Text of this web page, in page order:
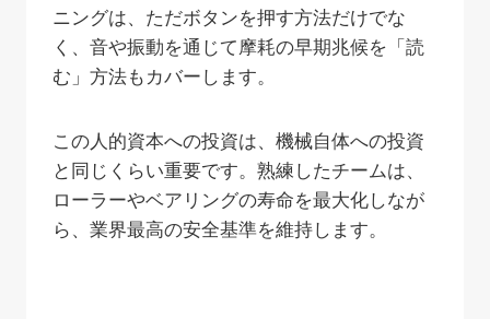
ニングは、ただボタンを押す方法だけでな
く、音や振動を通じて摩耗の早期兆候を「読
む」方法もカバーします。
この人的資本への投資は、機械自体への投資
と同じくらい重要です。熟練したチームは、
ローラーやベアリングの寿命を最大化しなが
ら、業界最高の安全基準を維持します。